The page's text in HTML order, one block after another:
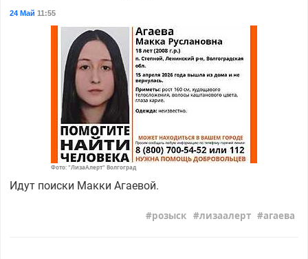
24 Май 11:55
Фото: "ЛизаАлерт" Волгоград
Идут поиски Макки Агаевой.
розыск лизаалерт агаева